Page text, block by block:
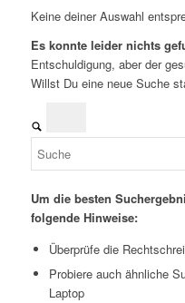
Keine deiner Auswahl
Es konnte leider nichts
Entschuldigung, aber der
Willst Du eine neue Suche
Um die besten
folgende Hinweise:
Überprüfe die
Probiere auch ähnliche
Laptop